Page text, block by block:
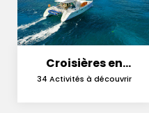
Croisières en
Catamaran
34 Activités à découvrir